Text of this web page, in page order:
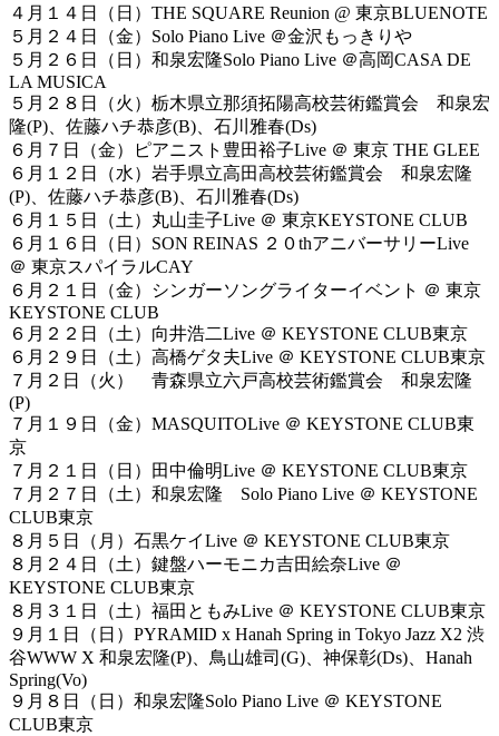
４月１４日（日）THE SQUARE Reunion @ 東京BLUENOTE
５月２４日（金）Solo Piano Live ＠金沢もっきりや
５月２６日（日）和泉宏隆Solo Piano Live ＠高岡CASA DE
LA MUSICA
５月２８日（火）栃木県立那須拓陽高校芸術鑑賞会 和泉宏
隆(P)、佐藤ハチ恭彦(B)、石川雅春(Ds)
６月７日（金）ピアニスト豊田裕子Live ＠ 東京 THE GLEE
６月１２日（水）岩手県立高田高校芸術鑑賞会 和泉宏隆
(P)、佐藤ハチ恭彦(B)、石川雅春(Ds)
６月１５日（土）丸山圭子Live ＠ 東京KEYSTONE CLUB
６月１６日（日）SON REINAS ２０thアニバーサリーLive
＠ 東京スパイラルCAY
６月２１日（金）シンガーソングライターイベント ＠ 東京
KEYSTONE CLUB
６月２２日（土）向井浩二Live ＠ KEYSTONE CLUB東京
６月２９日（土）高橋ゲタ夫Live ＠ KEYSTONE CLUB東京
７月２日（火） 青森県立六戸高校芸術鑑賞会 和泉宏隆
(P)
７月１９日（金）MASQUITOLive ＠ KEYSTONE CLUB東
京
７月２１日（日）田中倫明Live ＠ KEYSTONE CLUB東京
７月２７日（土）和泉宏隆 Solo Piano Live ＠ KEYSTONE
CLUB東京
８月５日（月）石黒ケイLive ＠ KEYSTONE CLUB東京
８月２４日（土）鍵盤ハーモニカ吉田絵奈Live ＠
KEYSTONE CLUB東京
８月３１日（土）福田ともみLive ＠ KEYSTONE CLUB東京
９月１日（日）PYRAMID x Hanah Spring in Tokyo Jazz X2 渋
谷WWW X 和泉宏隆(P)、鳥山雄司(G)、神保彰(Ds)、Hanah
Spring(Vo)
９月８日（日）和泉宏隆Solo Piano Live ＠ KEYSTONE
CLUB東京